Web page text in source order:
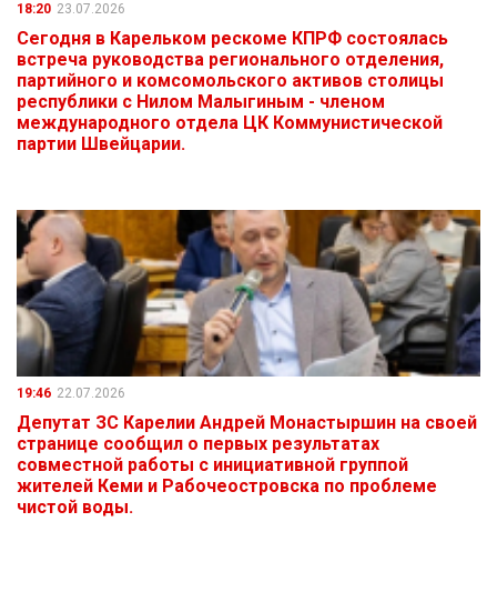
18:20 23.07.2026
Сегодня в Карельком рескоме КПРФ состоялась
встреча руководства регионального отделения,
партийного и комсомольского активов столицы
республики с Нилом Малыгиным - членом
международного отдела ЦК Коммунистической
партии Швейцарии.
19:46 22.07.2026
Депутат ЗС Карелии Андрей Монастыршин на своей
странице сообщил о первых результатах
совместной работы с инициативной группой
жителей Кеми и Рабочеостровска по проблеме
чистой воды.